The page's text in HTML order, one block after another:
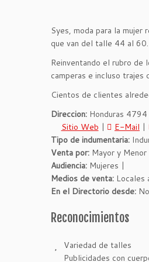
Syes, moda para la
que van del talle 44 al 60.
Reinventando el rubro de
camperas e incluso trajes
Cientos de clientes
Direccion: Honduras
Sitio Web | E-Mail |
Tipo de indumentaria:
Venta por: Mayor y Menor
Audiencia: Mujeres |
Medios de venta:
En el Directorio desde:
Reconocimientos
Variedad de talles
Publicidades con